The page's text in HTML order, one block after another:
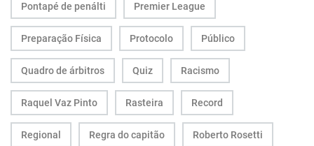
Pontapé de penálti Premier League
Preparação Física Protocolo Público
Quadro de árbitros Quiz Racismo
Raquel Vaz Pinto Rasteira Record
Regional Regra do capitão Roberto Rosetti